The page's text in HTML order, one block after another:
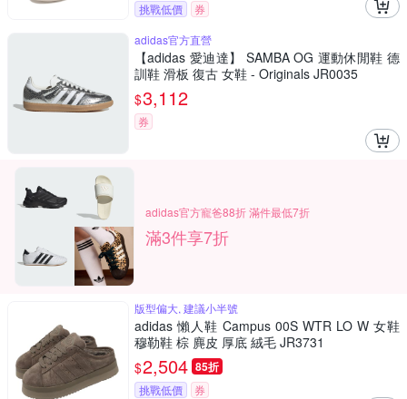
挑戰低價
券
adidas官方直營
【adidas 愛迪達】 SAMBA OG 運動休閒鞋 德
訓鞋 滑板 復古 女鞋 - Originals JR0035
$3,112
券
adidas官方寵爸88折 滿件最低7折
滿3件享7折
版型偏大, 建議小半號
adidas 懶人鞋 Campus 00S WTR LO W 女鞋
穆勒鞋 棕 麂皮 厚底 絨毛 JR3731
$2,504 85折
挑戰低價 券